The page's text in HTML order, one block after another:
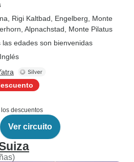
, Rigi Kaltbad , Engelberg , Monte
, Alpnachstad , Monte Pilatus
las edades son bienvenidas
descuentos
Ver circuito